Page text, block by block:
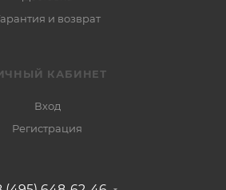
и возврат
КАБИНЕТ
Вход
Регистрация